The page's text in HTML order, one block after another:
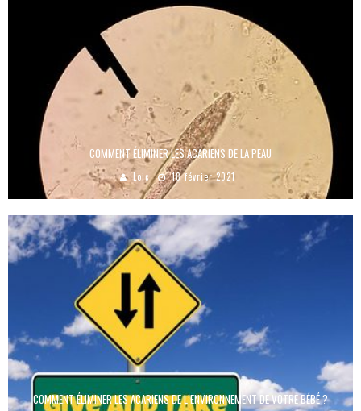
COMMENT ÉLIMINER LES ACARIENS DE LA PEAU
Loic 18 février 2021
COMMENT ÉLIMINER LES ACARIENS DE L’ENVIRONNEMENT DE VOTRE BÉBÉ ?